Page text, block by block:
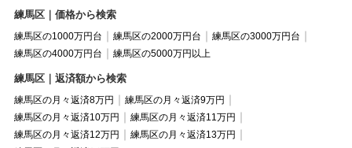
練馬区｜価格から検索
練馬区の1000万円台 練馬区の2000万円台
練馬区の3000万円台
練馬区の4000万円台
練馬区の5000万円以上
練馬区｜返済額から検索
練馬区の月々返済8万円
練馬区の月々返済9万円
練馬区の月々返済10万円
練馬区の月々返済11万円
練馬区の月々返済12万円
練馬区の月々返済13万円